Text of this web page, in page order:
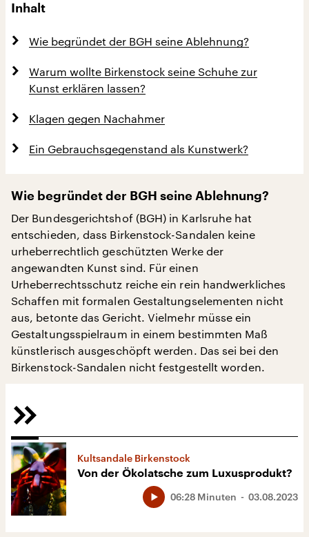
Inhalt
Wie begründet der BGH seine Ablehnung?
Warum wollte Birkenstock seine Schuhe zur
Kunst erklären lassen?
Klagen gegen Nachahmer
Ein Gebrauchsgegenstand als Kunstwerk?
Wie begründet der BGH seine Ablehnung?
Der Bundesgerichtshof (BGH) in Karlsruhe hat
entschieden, dass Birkenstock-Sandalen keine
urheberrechtlich geschützten Werke der
angewandten Kunst sind. Für einen
Urheberrechtsschutz reiche ein rein handwerkliches
Schaffen mit formalen Gestaltungselementen nicht
aus, betonte das Gericht. Vielmehr müsse ein
Gestaltungsspielraum in einem bestimmten Maß
künstlerisch ausgeschöpft werden. Das sei bei den
Birkenstock-Sandalen nicht festgestellt worden.
Kultsandale Birkenstock
Von der Ökolatsche zum Luxusprodukt?
03.08.2023
06:28 Minuten